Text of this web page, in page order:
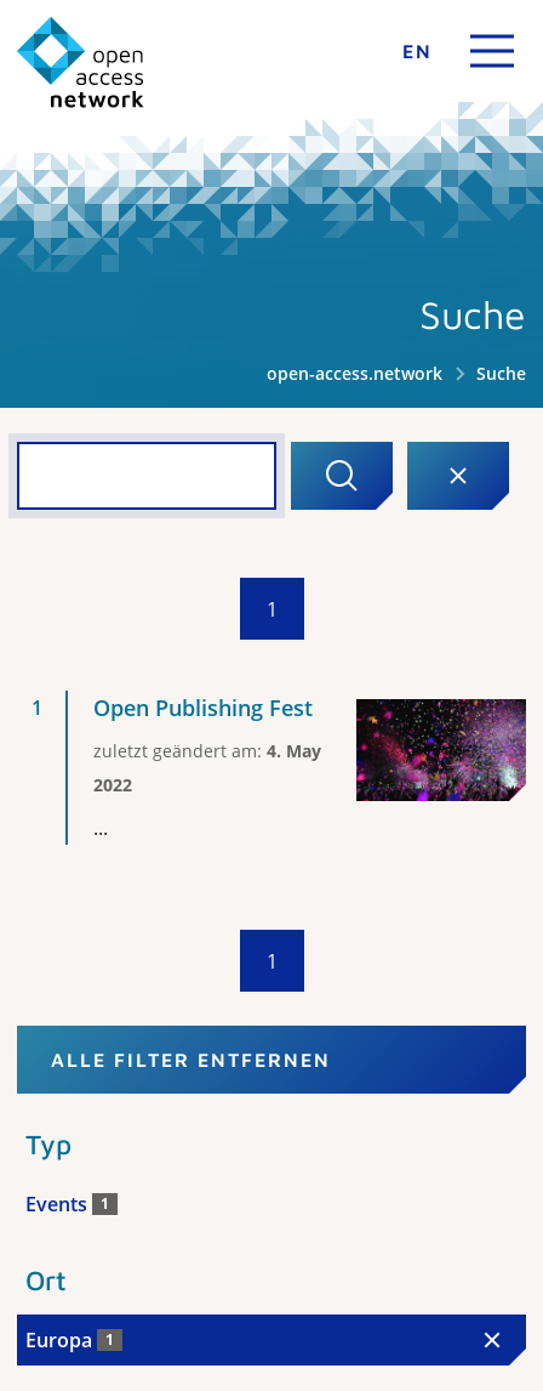
EN
Suche
open-access.network Suche
1
Open Publishing Fest
zuletzt geändert am: 4. May
2022
...
1
ALLE FILTER ENTFERNEN
Typ
Events 1
Ort
Europa 1